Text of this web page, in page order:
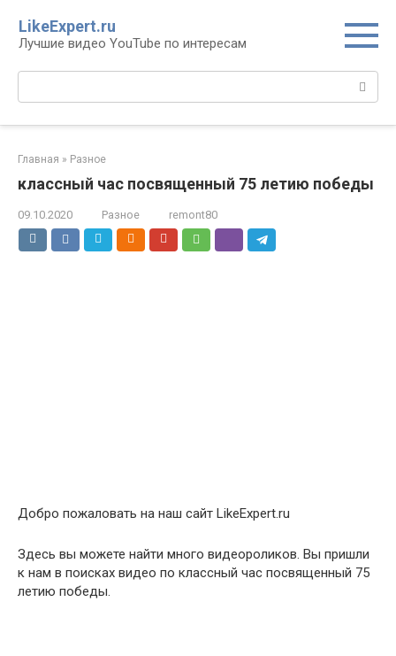
контенту
LikeExpert.ru
Лучшие видео YouTube по интересам
Главная » Разное
классный час посвященный 75 летию победы
09.10.2020 Разное remont80
Добро пожаловать на наш сайт LikeExpert.ru
Здесь вы можете найти много видеороликов. Вы пришли
к нам в поисках видео по классный час посвященный 75
летию победы.